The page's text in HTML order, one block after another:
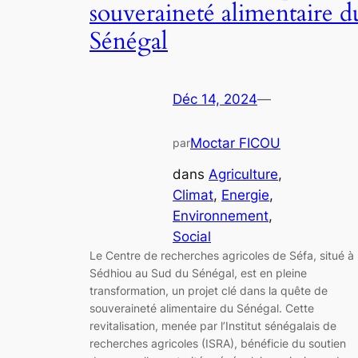
souveraineté alimentaire
Sénégal
Déc 14, 2024—
parMoctar FICOU
dans Agriculture
Climat, Energie
Environnement
Social
Le Centre de recherches agricoles de Séfa, situé à
Sédhiou au Sud du Sénégal, est en pleine
transformation, un projet clé dans la quête de
souveraineté alimentaire du Sénégal. Cette
revitalisation, menée par l’Institut sénégalais de
recherches agricoles (ISRA), bénéficie du soutien